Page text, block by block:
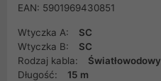
EAN: 5901969430851
Wtyczka A:
SC
Wtyczka B:
SC
Rodzaj kabla:
Światłowodowy
Długość:
15 m